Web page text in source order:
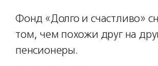
Фонд «Долго и счастливо»
том, чем похожи друг на
пенсионеры.